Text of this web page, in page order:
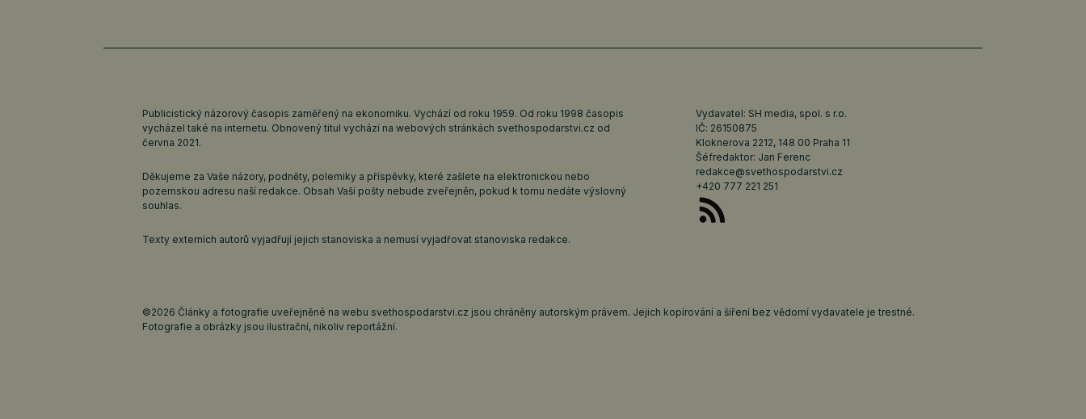
Publicistický názorový časopis zaměřený na ekonomiku. Vychází od roku 1959. Od roku 1998 časopis
vycházel také na internetu. Obnovený titul vychází na webových stránkách svethospodarstvi.cz od
června 2021.
Děkujeme za Vaše názory, podněty, polemiky a příspěvky, které zašlete na elektronickou nebo
pozemskou adresu naší redakce. Obsah Vaší pošty nebude zveřejněn, pokud k tomu nedáte výslovný
souhlas.
Texty externích autorů vyjadřují jejich stanoviska a nemusí vyjadřovat stanoviska redakce.
Vydavatel: SH media, spol. s r.o.
IČ: 26150875
Kloknerova 2212, 148 00 Praha 11
Šéfredaktor: Jan Ferenc
redakce@svethospodarstvi.cz
+420 777 221 251
©2026 Články a fotografie uveřejněné na webu svethospodarstvi.cz jsou chráněny autorským právem. Jejich kopírování a šíření bez vědomí vydavatele je trestné.
Fotografie a obrázky jsou ilustrační, nikoliv reportážní.